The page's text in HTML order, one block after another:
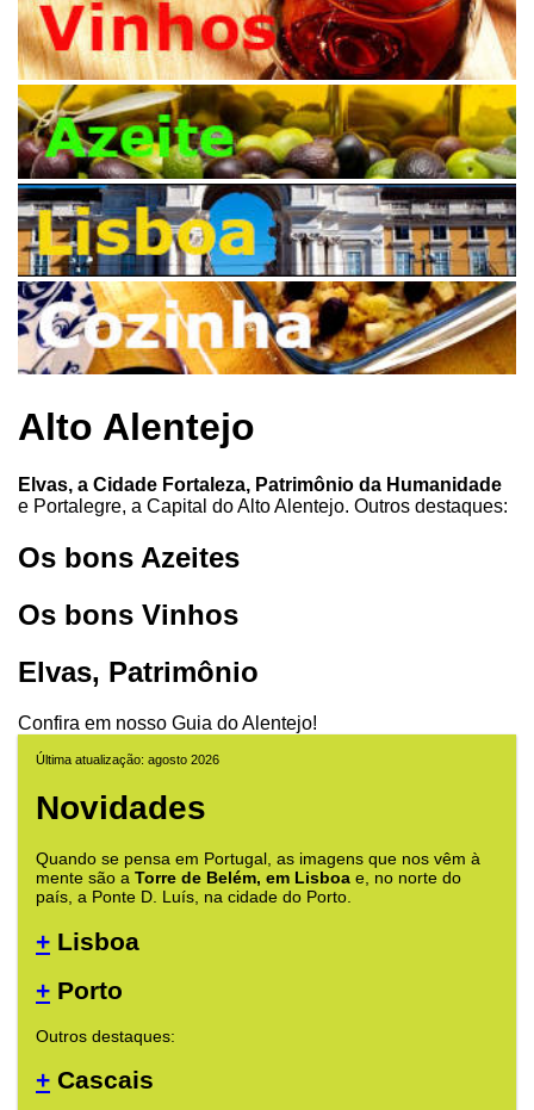
Alto Alentejo
Elvas, a Cidade Fortaleza, Patrimônio da Humanidade
e Portalegre, a Capital do Alto Alentejo. Outros destaques:
Os bons Azeites
Os bons Vinhos
Elvas, Patrimônio
Confira em nosso Guia do Alentejo!
Última atualização: agosto 2026
Novidades
Quando se pensa em Portugal, as imagens que nos vêm à
mente são a Torre de Belém, em Lisboa e, no norte do
país, a Ponte D. Luís, na cidade do Porto.
+ Lisboa
+ Porto
Outros destaques:
+ Cascais